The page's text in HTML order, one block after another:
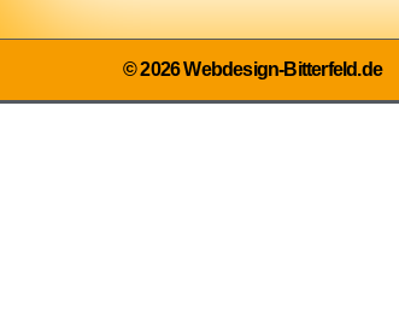
© 2026 Webdesign-Bitterfeld.de